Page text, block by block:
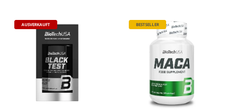
AUSVERKAUFT BESTSELLER